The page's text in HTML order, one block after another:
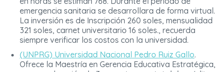
emergencia sanitaria se desarrollara de forma virtual.
La inversión es de Inscripción 260 soles, mensualidad
321 soles, carnet universitario 16 soles., recuerda
siempre verificar los costos con la universidad.
(UNPRG) Universidad Nacional Pedro Ruiz Gallo.
Ofrece la Maestría en Gerencia Educativa Estratégica,